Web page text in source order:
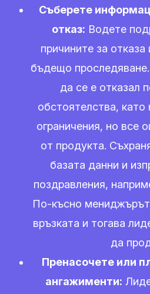
Съберете
отказ: Водете
причините за
бъдещо
да се е отказал
обстоятелства,
ограничения, но все
от продукта.
базата данни и
поздравления,
По-късно
връзката и тогава
да
Пренасочете или
ангажименти: